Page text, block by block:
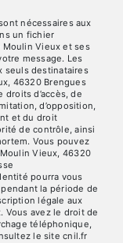
nécessaires aux
un fichier
Vieux et ses
message. Les
seuls destinataires
46320 Brengues
d’accès, de
d’opposition,
et du droit
de contrôle, ainsi
Vous pouvez
Vieux, 46320
pourra vous
la période de
légale aux
Vous avez le droit de
téléphonique,
le site cnil.fr